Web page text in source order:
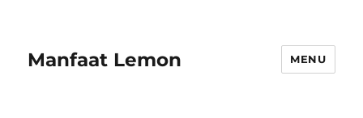
Manfaat Lemon MENU